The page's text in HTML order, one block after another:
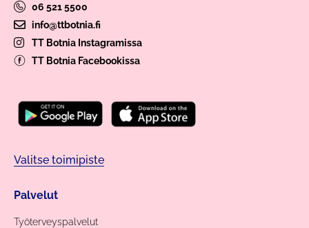
06 521 5500
info@ttbotnia.fi
TT Botnia Instagramissa
TT Botnia Facebookissa
Valitse toimipiste
Palvelut
Työterveyspalvelut